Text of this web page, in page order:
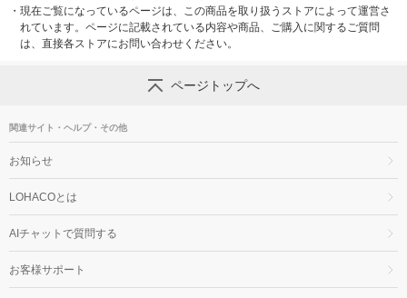
・ 現在ご覧になっているページは、この商品を取り扱うストアによって運営さ
れています。ページに記載されている内容や商品、ご購入に関するご質問
は、直接各ストアにお問い合わせください。
ページトップへ
関連サイト・ヘルプ・その他
お知らせ
LOHACOとは
AIチャットで質問する
お客様サポート